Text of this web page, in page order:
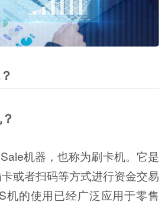
机器，也称为刷卡机。它是
或者扫码等方式进行资金交易
机的使用已经广泛应用于零售